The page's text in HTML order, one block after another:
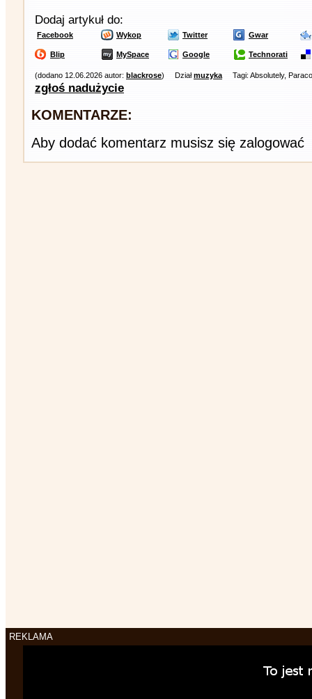
Dodaj artykuł do:
Facebook Wykop Twitter Gwar
Blip MySpace Google Technorati
(dodano 12.06.2026 autor: blackrose) Działmuzyka Tagi: Absolutely,
zgłoś nadużycie
KOMENTARZE:
Aby dodać komentarz musisz się zalogować
REKLAMA